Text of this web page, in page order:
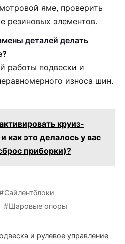
яме, проверить
резиновых элементов.
деталей делать
работы подвески и
износа шин.
круиз-
как это делалось у вас
приборки)?
Сайлентблоки
Шаровые опоры
и рулевое управление